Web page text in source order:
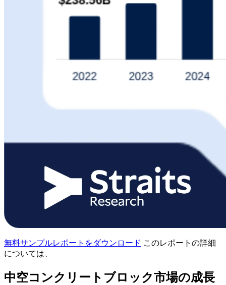
無料サンプルレポートをダウンロード このレポートの詳細
については、
中空コンクリートブロック市場の成長